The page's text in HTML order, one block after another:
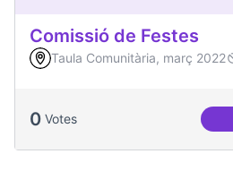
Comissió de Festes
Taula Comunitària, març 2022
0 Votes